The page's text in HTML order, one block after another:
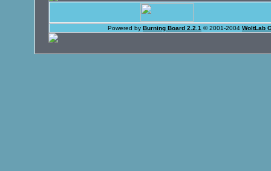
Powered by Burning Board 2.2.1 © 2001-2004 WoltLab